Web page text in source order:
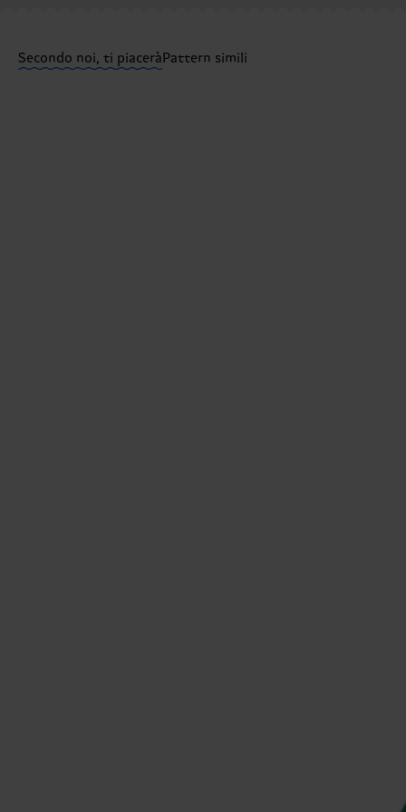
Secondo noi, ti piacerà Pattern simili